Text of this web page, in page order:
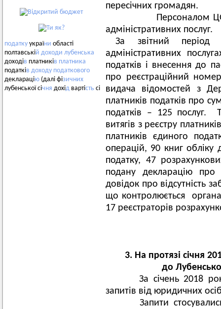
податку україни області
полтавській доходи лубенська
доходів платників платника
податків доходу податкового
декларацію (далі фізичних
лубенської січня дохід вартість сі
пересічних громадян.
Персоналом ЦОП в
адміністративних послуг.
За звітний
адміністративних
податків і внесення до
про реєстраційний
видача відомостей з
платників податків про
податків – 125 послуг.
витягів з реєстру
платників єдиного
операцій, 90 книг обліку
податку, 47
подану декларацію
довідок про відсутність
що контролюється
17 реєстраторів
3. На протязі січня
до
За січень 2018
запитів від юридичних
Запити стосувались